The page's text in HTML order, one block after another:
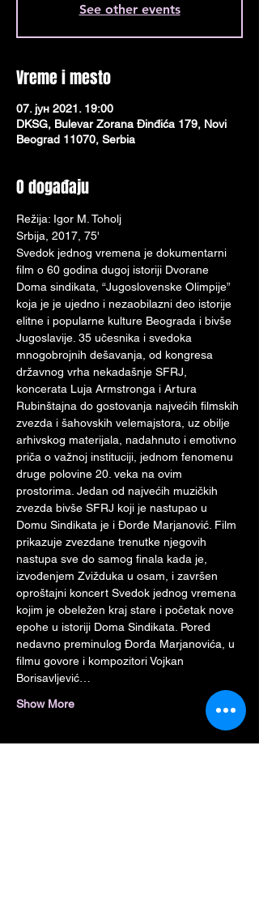
See other events
Vreme i mesto
07. јун 2021. 19:00
DKSG, Bulevar Zorana Đinđića 179, Novi
Beograd 11070, Serbia
O događaju
Režija: Igor M. Toholj
Srbija, 2017, 75'
Svedok jednog vremena je dokumentarni
film o 60 godina dugoj istoriji Dvorane
Doma sindikata, “Jugoslovenske Olimpije”
koja je je ujedno i nezaobilazni deo istorije
elitne i popularne kulture Beograda i bivše
Jugoslavije. 35 učesnika i svedoka
mnogobrojnih dešavanja, od kongresa
državnog vrha nekadašnje SFRJ,
koncerata Luja Armstronga i Artura
Rubinštajna do gostovanja najvećih filmskih
zvezda i šahovskih velemajstora, uz obilje
arhivskog materijala, nadahnuto i emotivno
priča o važnoj instituciji, jednom fenomenu
druge polovine 20. veka na ovim
prostorima. Jedan od najvećih muzičkih
zvezda bivše SFRJ koji je nastupao u
Domu Sindikata je i Đorđe Marjanović. Film
prikazuje zvezdane trenutke njegovih
nastupa sve do samog finala kada je,
izvođenjem Zvižduka u osam, i završen
oproštajni koncert Svedok jednog vremena
kojim je obeležen kraj stare i početak nove
epohe u istoriji Doma Sindikata. Pored
nedavno preminulog Đorđa Marjanovića, u
filmu govore i kompozitori Vojkan
Borisavljević…
Show More